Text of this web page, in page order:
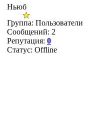
Ньюб
Группа: Пользователи
Сообщений: 2
Репутация: 0
Статус: Offline